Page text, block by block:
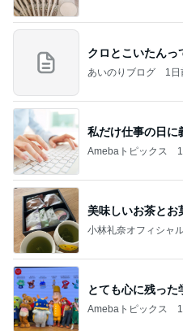
クロとこいたんっ
あいのりブログ 1日
私だけ仕事の日に
Amebaトピックス
美味しいお茶とお
小林礼奈オフィシャ
とても心に残った
Amebaトピックス